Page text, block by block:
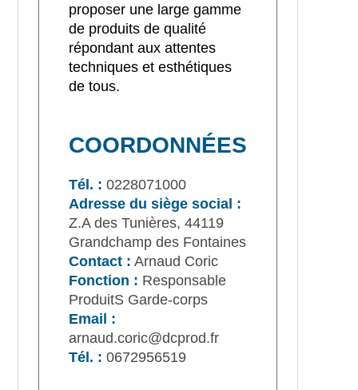
proposer une large gamme
de produits de qualité
répondant aux attentes
techniques et esthétiques
de tous.
COORDONNÉES
Tél. : 0228071000
Adresse du siège social :
Z.A des Tunières, 44119
Grandchamp des Fontaines
Contact : Arnaud Coric
Fonction : Responsable
ProduitS Garde-corps
Email :
arnaud.coric@dcprod.fr
Tél. : 0672956519